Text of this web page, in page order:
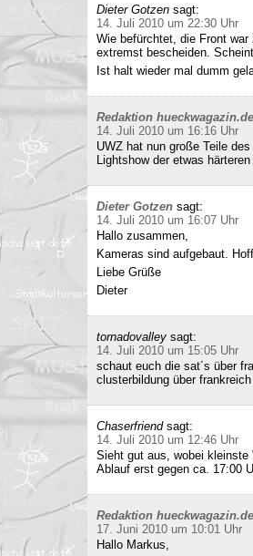
Dieter Gotzen sagt:
14. Juli 2010 um 22:30 Uhr
Wie befürchtet, die Front
extremst bescheiden.
Ist halt wieder mal dumm
Redaktion hueckwagazin.de
14. Juli 2010 um 16:16 Uhr
UWZ hat nun große Teile
Lightshow der etwas härteren
Dieter Gotzen sagt:
14. Juli 2010 um 16:07 Uhr
Hallo zusammen,
Kameras sind aufgebaut.
Liebe Grüße
Dieter
tornadovalley sagt:
14. Juli 2010 um 15:05 Uhr
schaut euch die sat´s über
clusterbildung über frankreich
Chaserfriend sagt:
14. Juli 2010 um 12:46 Uhr
Sieht gut aus, wobei kleinste
Ablauf erst gegen ca. 17:00
Redaktion hueckwagazin.de
17. Juni 2010 um 10:01 Uhr
Hallo Markus,